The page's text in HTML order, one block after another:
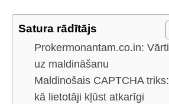
Satura rādītājs
Prokermonantam.co.in: Vārti
uz maldināšanu
Maldinošais CAPTCHA triks:
kā lietotāji kļūst atkarīgi